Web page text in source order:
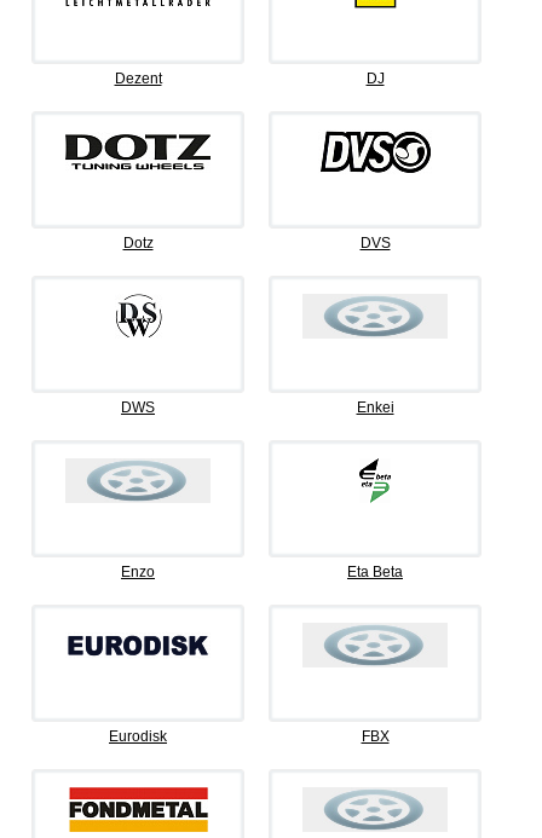
Dezent DJ
Dotz DVS
DWS Enkei
Enzo Eta Beta
Eurodisk FBX